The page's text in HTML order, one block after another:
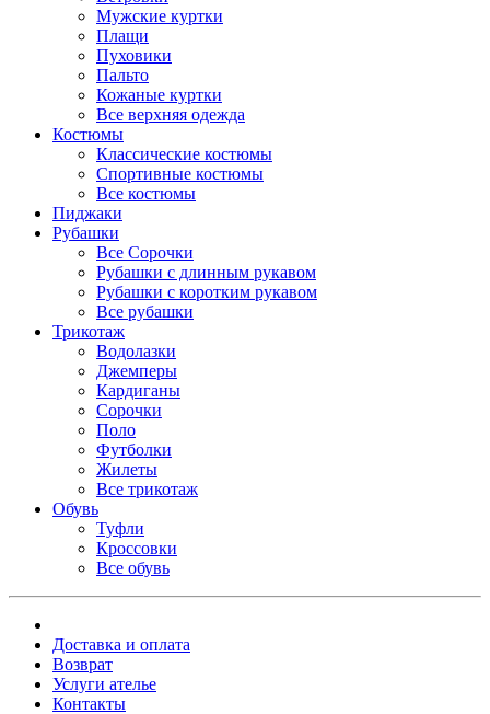
Мужские куртки
Плащи
Пуховики
Пальто
Кожаные куртки
Все верхняя одежда
Костюмы
Классические костюмы
Спортивные костюмы
Все костюмы
Пиджаки
Рубашки
Все Сорочки
Рубашки с длинным рукавом
Рубашки с коротким рукавом
Все рубашки
Трикотаж
Водолазки
Джемперы
Кардиганы
Сорочки
Поло
Футболки
Жилеты
Все трикотаж
Обувь
Туфли
Кроссовки
Все обувь
Доставка и оплата
Возврат
Услуги ателье
Контакты